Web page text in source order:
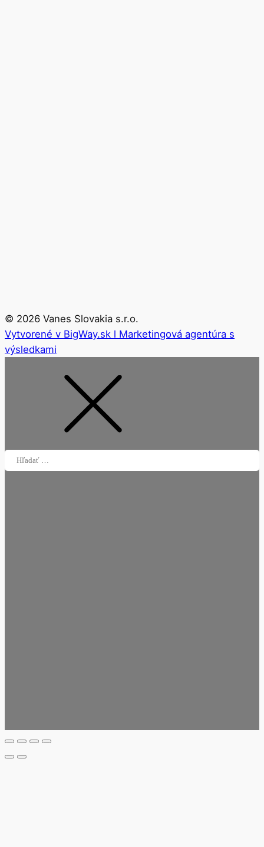
© 2026 Vanes Slovakia s.r.o.
Vytvorené v BigWay.sk l Marketingová agentúra s
výsledkami
Hľadať: